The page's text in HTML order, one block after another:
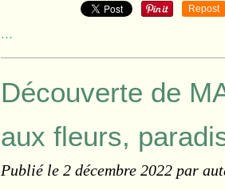
Repost
…
Découverte de
aux fleurs,
Publié le 2 décembre 2022 par